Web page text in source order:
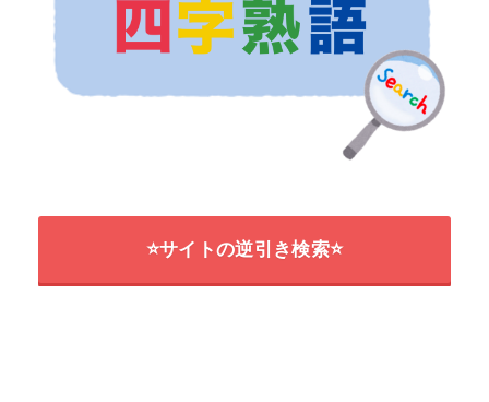
⭐サイトの逆引き検索⭐